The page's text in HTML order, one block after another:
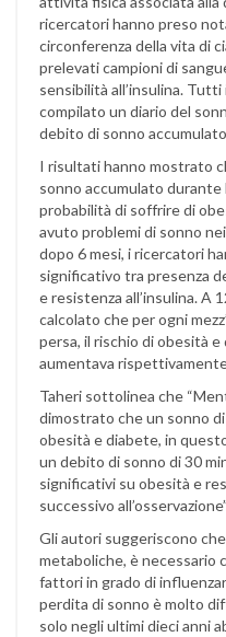
ricercatori hanno preso
circonferenza della vita di
prelevati campioni di
sensibilità all’insulina.
compilato un diario del
debito di sonno
I risultati hanno mostrato
sonno accumulato durante
probabilità di soffrire di
avuto problemi di sonno
dopo 6 mesi, i ricercatori
significativo tra presenza
e resistenza all’insulina. A
calcolato che per ogni
persa, il rischio di obesità e
aumentava
Taheri sottolinea che
dimostrato che un sonno
obesità e diabete, in
un debito di sonno di 30
significativi su obesità e
successivo
Gli autori suggeriscono
metaboliche, è necessario
fattori in grado di
perdita di sonno è molto
solo negli ultimi dieci anni